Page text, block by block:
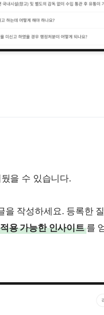
을 수 있습니다.
을 작성하세요. 등록한
용 가능한 인사이트를